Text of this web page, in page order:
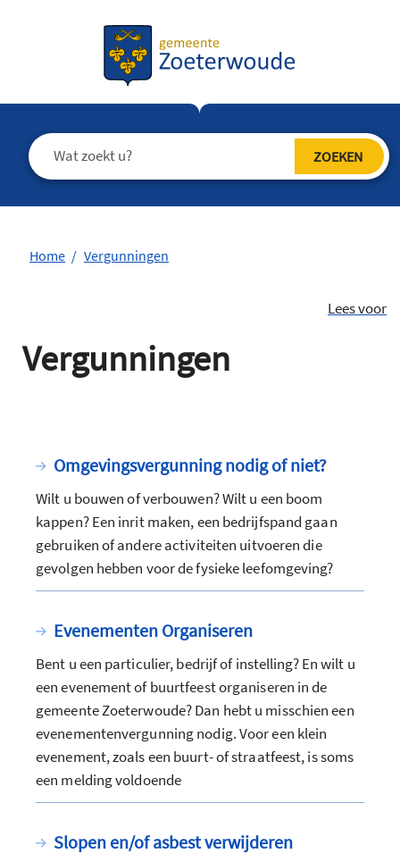
Home Vergunningen
Lees voor
Vergunningen
Omgevingsvergunning nodig of niet?
Wilt u bouwen of verbouwen? Wilt u een boom
kappen? Een inrit maken, een bedrijfspand gaan
gebruiken of andere activiteiten uitvoeren die
gevolgen hebben voor de fysieke leefomgeving?
Evenementen Organiseren
Bent u een particulier, bedrijf of instelling? En wilt u
een evenement of buurtfeest organiseren in de
gemeente Zoeterwoude? Dan hebt u misschien een
evenementenvergunning nodig. Voor een klein
evenement, zoals een buurt- of straatfeest, is soms
een melding voldoende
Slopen en/of asbest verwijderen